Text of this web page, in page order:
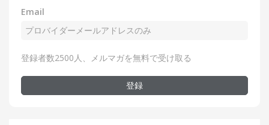
Email
登録者数2500人、メルマガを無料で受け取る
登録